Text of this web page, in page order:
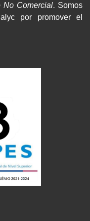
No Comercial. Somos
por promover el